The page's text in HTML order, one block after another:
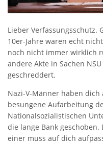
Lieber Verfassungsschutz.
10er-Jahre waren echt
noch nicht immer wirklich
andere Akte in Sachen
geschreddert.
Nazi-V-Männer haben
besungene Aufarbeitung
Nationalsozialistischen
die lange Bank
einer muss auf dich